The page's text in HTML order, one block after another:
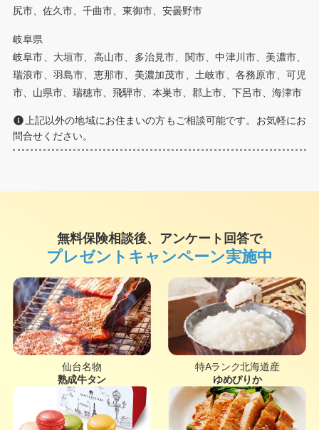
尻市、佐久市、千曲市、東御市、安曇野市
岐阜県
岐阜市、大垣市、高山市、多治見市、関市、中津川市、美濃市、
瑞浪市、羽島市、恵那市、美濃加茂市、土岐市、各務原市、可児
市、山県市、瑞穂市、飛騨市、本巣市、郡上市、下呂市、海津市
上記以外の地域にお住まいの方もご相談可能です。お気軽にお
問合せください。
無料保険相談後、アンケート回答で
プレゼントキャンペーン実施中
仙台名物
熟成牛タン
特Aランク北海道産
ゆめぴりか